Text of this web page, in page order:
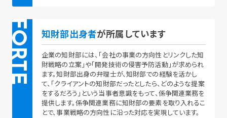
FORTE 知財部出身者が所属しています
企業の知財部には、「会社の事業の方向性とリンクした知
財戦略の立案」や「開発技術の侵害予防活動」が求められ
ます。知財部出身の弁理士が、知財部での経験を活かし
て、「クライアントの知財部だったとしたら、どのような提案
をするだろう」という当事者意識をもって、係争関連業務を
提供します。係争関連業務に知財部の要素を取り入れるこ
とで、事業戦略の方向性に沿った対応を実現しています。